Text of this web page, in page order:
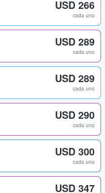
USD 266
cada uno
USD 289
cada uno
USD 289
cada uno
USD 290
cada uno
USD 300
cada uno
USD 347